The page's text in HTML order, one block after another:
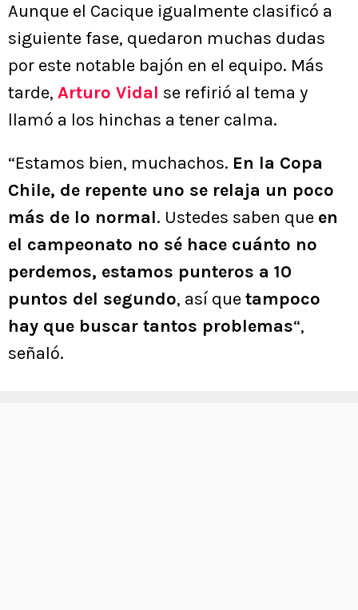
Aunque el Cacique igualmente clasificó a
siguiente fase, quedaron muchas dudas
por este notable bajón en el equipo. Más
tarde, Arturo Vidal se refirió al tema y
llamó a los hinchas a tener calma.
“Estamos bien, muchachos. En la Copa
Chile, de repente uno se relaja un poco
más de lo normal. Ustedes saben que en
el campeonato no sé hace cuánto no
perdemos, estamos punteros a 10
puntos del segundo, así quetampoco
hay que buscar tantos problemas“,
señaló.